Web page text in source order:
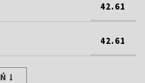
42.61
42.61